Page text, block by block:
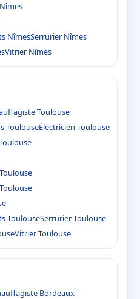
NîmesSerrurier Nîmes
Vitrier Nîmes
Toulouse
ToulouseÉlectricien Toulouse
ToulouseSerrurier Toulouse
Vitrier Toulouse
Bordeaux